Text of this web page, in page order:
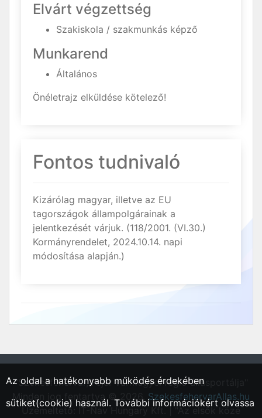
Elvárt végzettség
Szakiskola / szakmunkás képző
Munkarend
Általános
Önéletrajz elküldése kötelező!
Fontos tudnivaló
Kizárólag magyar, illetve az EU
tagországok állampolgárainak a
jelentkezését várjuk. (118/2001. (VI.30.)
Kormányrendelet, 2024.10.14. napi
módosítása alapján.)
"Székesfehérvár, Fejér vármegyei régió állásportálja"
Minden jog fentartva © 2026. SzekesfehervarAllas.hu
Üzemeltető: IT-Nav Hungary Kft. | "Az elsők közé
Az oldal a hatékonyabb működés érdekében
sütiket(cookie) használ. További információkért olvassa